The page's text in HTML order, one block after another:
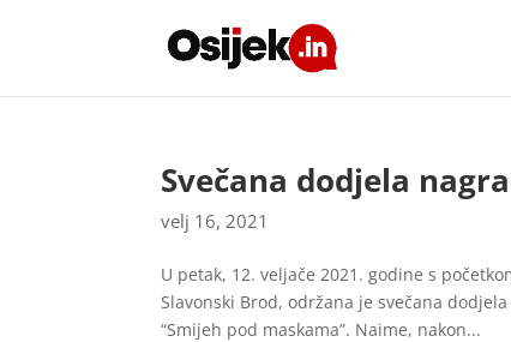
Svečana dodjela
velj 16, 2021
U petak, 12. veljače 2021. godine s
Slavonski Brod, održana je svečana
“Smijeh pod maskama”. Naime, nakon...